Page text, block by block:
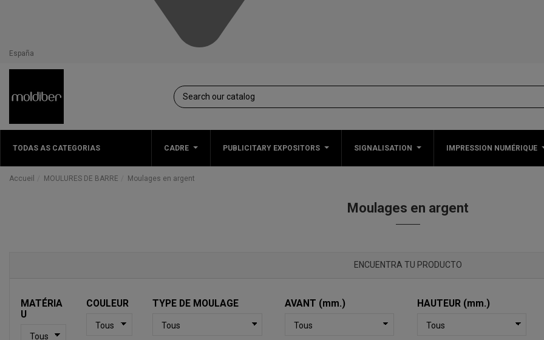
España
TODAS AS CATEGORIAS CADRE PUBLICITARY EXPOSITORS SIGNALISATION IMPRESSION NUMÉRIQUE
Accueil MOULURES DE BARRE Moulages en argent
Moulages en argent
ENCUENTRA TU PRODUCTO
MATÉRIA
U
COULEUR TYPE DE MOULAGE AVANT (mm.) HAUTEUR (mm.)